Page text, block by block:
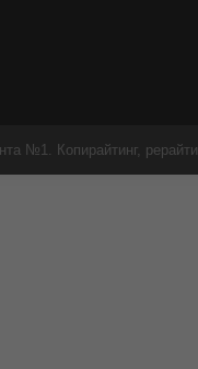
№1. Копирайтинг,